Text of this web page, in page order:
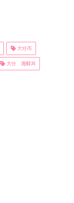
大分市
大分 海鮮丼